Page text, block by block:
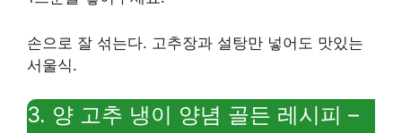
손으로 잘 섞는다. 고추장과 설탕만 넣어도 맛있는
서울식.
3. 양 고추 냉이 양념 골든 레시피 –